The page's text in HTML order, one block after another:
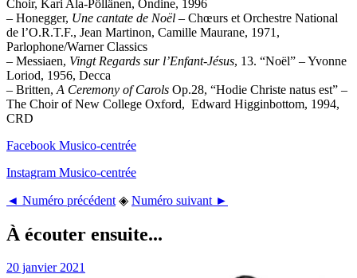
Choir, Kari Ala-Pöllänen, Ondine, 1996
– Honegger, Une cantate de Noël – Chœurs et Orchestre National
de l’O.R.T.F., Jean Martinon, Camille Maurane, 1971,
Parlophone/Warner Classics
– Messiaen, Vingt Regards sur l’Enfant-Jésus, 13. “Noël” – Yvonne
Loriod, 1956, Decca
– Britten, A Ceremony of Carols Op.28, “Hodie Christe natus est” –
The Choir of New College Oxford, Edward Higginbottom, 1994,
CRD
Facebook Musico-centrée
Instagram Musico-centrée
◄ Numéro précédent ◈ Numéro suivant ►
À écouter ensuite...
20 janvier 2021